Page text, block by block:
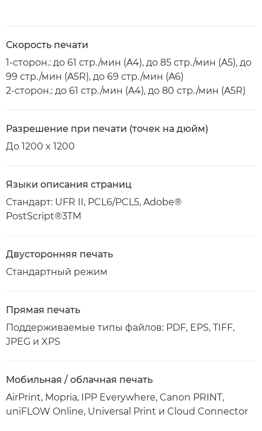
Скорость печати
1-сторон.: до 61 стр./мин (A4), до 85 стр./мин (A5), до
99 стр./мин (A5R), до 69 стр./мин (A6)
2-сторон.: до 61 стр./мин (A4), до 80 стр./мин (A5R)
Разрешение при печати (точек на дюйм)
До 1200 x 1200
Языки описания страниц
Стандарт: UFR II, PCL6/PCL5, Adobe®
PostScript®3TM
Двусторонняя печать
Стандартный режим
Прямая печать
Поддерживаемые типы файлов: PDF, EPS, TIFF,
JPEG и XPS
Мобильная / облачная печать
AirPrint, Mopria, IPP Everywhere, Canon PRINT,
uniFLOW Online, Universal Print и Cloud Connector